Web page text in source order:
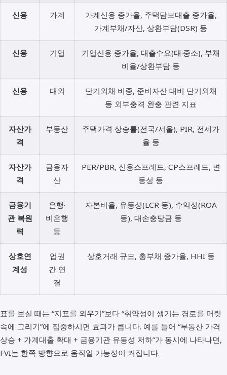
신용 가계
가계신용 증가율, 주택담보대출 증가율,
가계부채/자산, 상환부담(DSR) 등
신용 기업
기업신용 증가율, 대출수요(대·중소), 부채
비율/상환부담 등
신용 대외
단기외채 비중, 준비자산 대비 단기외채
등 외부충격 완충 관련 지표
자산가
격
부동산
주택가격 상승률(전국/서울), PIR, 전세가
율 등
자산가
격
금융자
산
PER/PBR, 신용스프레드, CP스프레드, 변
동성 등
금융기
관 복원
력
은행·
비은행
등
자본비율, 유동성(LCR 등), 수익성(ROA
등), 대손충당금 등
상호연
계성
업권
간 연
결
상호거래 규모, 총부채 증가율, HHI 등
표를 보실 때는 “지표를 외우기”보다 “취약성이 생기는 경로를 머릿
속에 그리기”에 집중하시면 효과가 큽니다. 예를 들어 “부동산 가격
상승 + 가계대출 확대 + 금융기관 유동성 저하”가 동시에 나타나면,
FVI는 한쪽 방향으로 움직일 가능성이 커집니다.